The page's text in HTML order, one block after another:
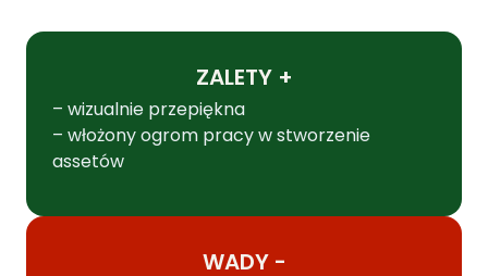
ZALETY +
– wizualnie przepiękna
– włożony ogrom pracy w stworzenie
assetów
WADY -